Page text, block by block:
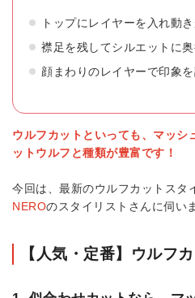
トップにレイヤーを入れ動
襟足を残してシルエットに
顔まわりのレイヤーで印象
ウルフカットといっても、マッシ
ットウルフと種類が豊富です！
今回は、最新のウルフカットスタ
NEROのスタイリストさんに伺い
【人気・定番】ウルフ